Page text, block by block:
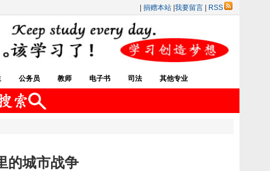
捐赠本站 我要留言 RSS
公务员 教师 电子书 司法 其他专业
的城市战争